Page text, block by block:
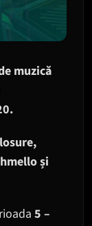
muzică
și
5 –